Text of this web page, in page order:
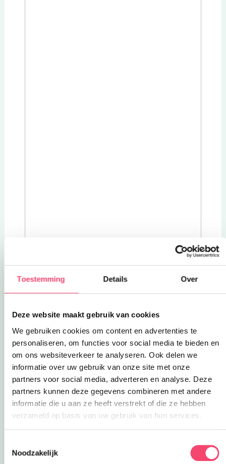
Toestemming Details Over
Deze website maakt gebruik van cookies
We gebruiken cookies om content en advertenties te
personaliseren, om functies voor social media te bieden en
om ons websiteverkeer te analyseren. Ook delen we
informatie over uw gebruik van onze site met onze
partners voor social media, adverteren en analyse. Deze
partners kunnen deze gegevens combineren met andere
informatie die u aan ze heeft verstrekt of die ze hebben
verzameld op basis van uw gebruik van hun services.
Noodzakelijk
Sluiten
gezinstickets voor Kasteel de Haar!